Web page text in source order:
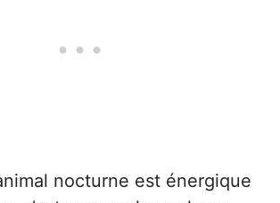
nocturne est énergique